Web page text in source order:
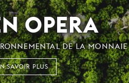
OPERA
DE LA MONNAIE
SAVOIR PLUS